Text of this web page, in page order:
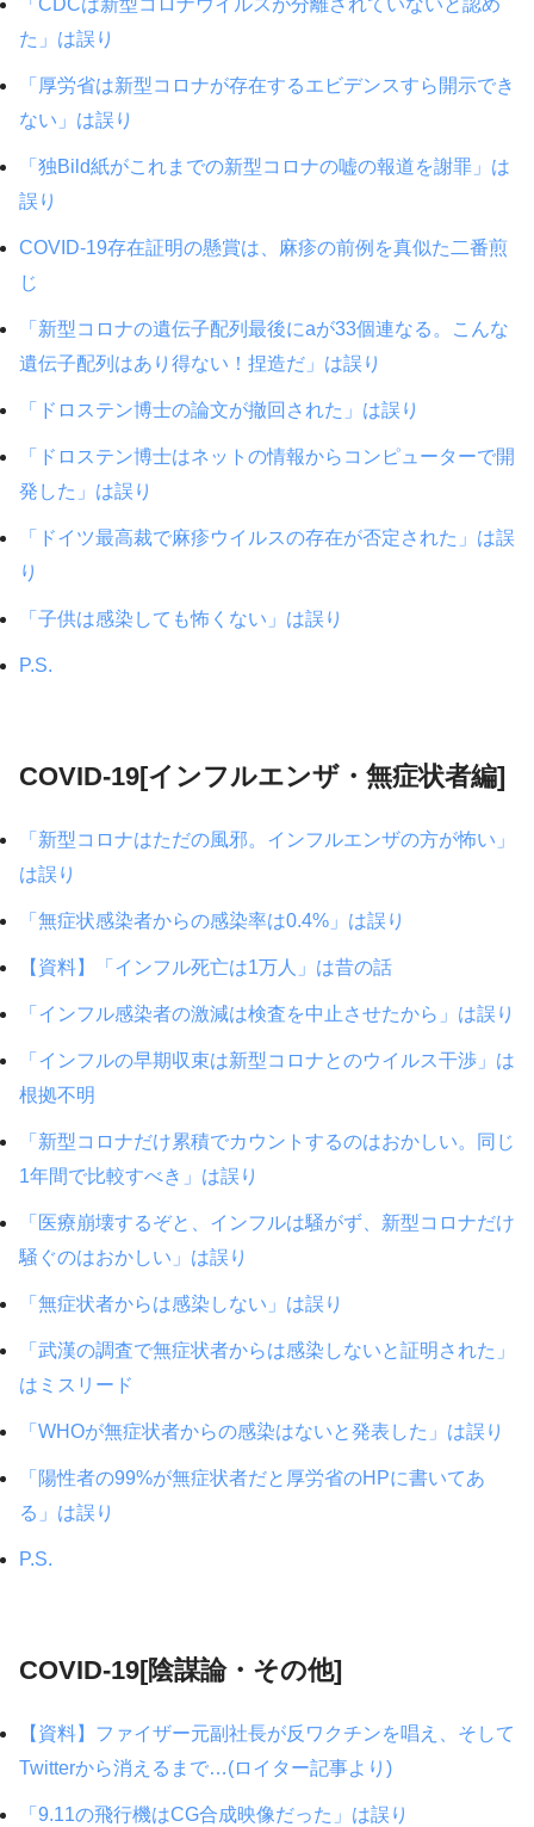
「CDCは新型コロナウイルスが分離されていないと認め
た」は誤り
「厚労省は新型コロナが存在するエビデンスすら開示でき
ない」は誤り
「独Bild紙がこれまでの新型コロナの嘘の報道を謝罪」は
誤り
COVID-19存在証明の懸賞は、麻疹の前例を真似た二番煎
じ
「新型コロナの遺伝子配列最後にaが33個連なる。こんな
遺伝子配列はあり得ない！捏造だ」は誤り
「ドロステン博士の論文が撤回された」は誤り
「ドロステン博士はネットの情報からコンピューターで開
発した」は誤り
「ドイツ最高裁で麻疹ウイルスの存在が否定された」は誤
り
「子供は感染しても怖くない」は誤り
P.S.
COVID-19[インフルエンザ・無症状者編]
「新型コロナはただの風邪。インフルエンザの方が怖い」
は誤り
「無症状感染者からの感染率は0.4%」は誤り
【資料】「インフル死亡は1万人」は昔の話
「インフル感染者の激減は検査を中止させたから」は誤り
「インフルの早期収束は新型コロナとのウイルス干渉」は
根拠不明
「新型コロナだけ累積でカウントするのはおかしい。同じ
1年間で比較すべき」は誤り
「医療崩壊するぞと、インフルは騒がず、新型コロナだけ
騒ぐのはおかしい」は誤り
「無症状者からは感染しない」は誤り
「武漢の調査で無症状者からは感染しないと証明された」
はミスリード
「WHOが無症状者からの感染はないと発表した」は誤り
「陽性者の99%が無症状者だと厚労省のHPに書いてあ
る」は誤り
P.S.
COVID-19[陰謀論・その他]
【資料】ファイザー元副社長が反ワクチンを唱え、そして
Twitterから消えるまで…(ロイター記事より)
「9.11の飛行機はCG合成映像だった」は誤り